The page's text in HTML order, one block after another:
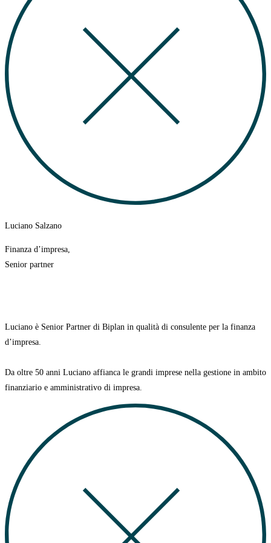
Luciano Salzano
Finanza d’impresa,
Senior partner
Luciano è Senior Partner di Biplan in qualità di consulente per la finanza
d’impresa.
Da oltre 50 anni Luciano affianca le grandi imprese nella gestione in ambito
finanziario e amministrativo di impresa.